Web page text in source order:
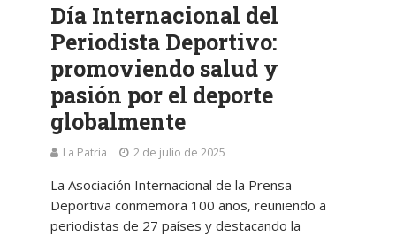
Día Internacional del
Periodista Deportivo:
promoviendo salud y
pasión por el deporte
globalmente
La Patria 2 de julio de 2025
La Asociación Internacional de la Prensa
Deportiva conmemora 100 años, reuniendo a
periodistas de 27 países y destacando la